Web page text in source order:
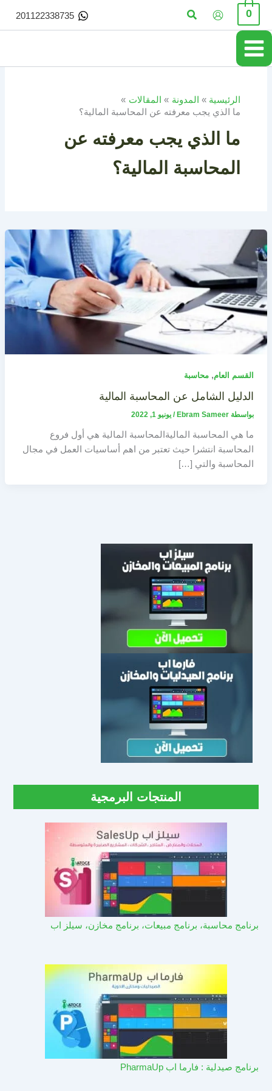
تخطي
المحتوى
0 البحث 201122338735
الرئيسية المدونة
المقالات
ما الذي يجب معرفته عن المحاسبة المالية؟
ما الذي يجب معرفته عن
المحاسبة المالية؟
القسم العام, محاسبة
الدليل الشامل عن المحاسبة المالية
بواسطة Ebram Sameer
/ يونيو 1, 2022
ما هي المحاسبة الماليةالمحاسبة المالية هي أول فروع
المحاسبة انتشرا حيث تعتبر من اهم أساسيات العمل في مجال
المحاسبة والتي […]
المنتجات البرمجية
برنامج محاسبة، برنامج مبيعات، برنامج مخازن، سيلز اب
برنامج صيدلية : فارما اب PharmaUp​